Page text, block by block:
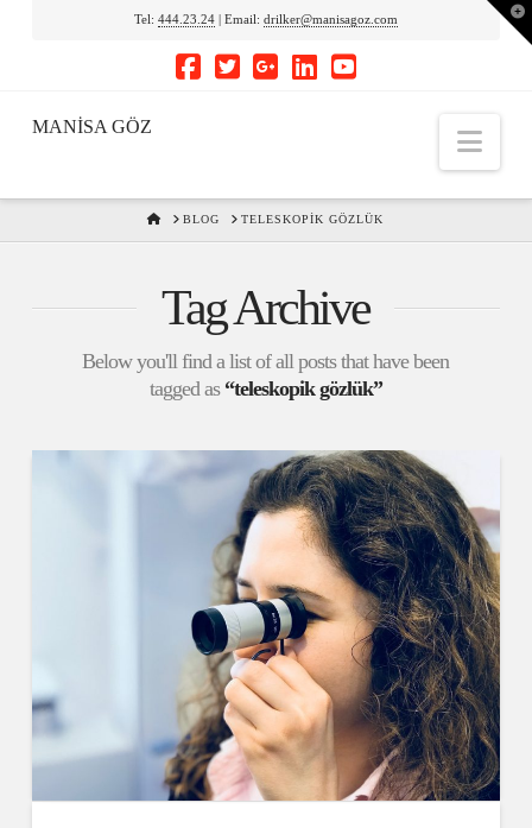
Tel: 444.23.24| Email: drilker@manisagoz.com
MANİSA GÖZ
HOMEBLOG TELESKOPIK GÖZLÜK
Tag Archive
Below you'll find a list of all posts that have been
tagged as “teleskopik gözlük”